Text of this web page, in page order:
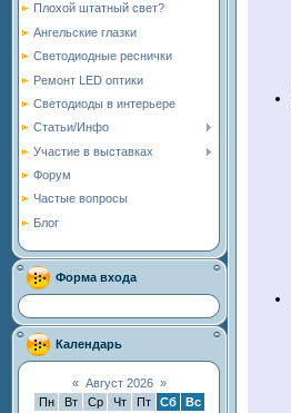
Плохой штатный свет?
Ангельские глазки
Светодиодные реснички
Ремонт LED оптики
Светодиоды в интерьере
Статьи/Инфо
Участие в выставках
Форум
Частые вопросы
Блог
Форма входа
Календарь
« Август 2026 »
Пн
Вт Ср Чт Пт Сб
Вс